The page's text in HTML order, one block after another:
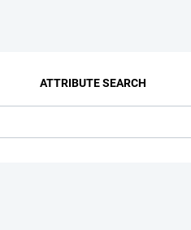
ATTRIBUTE SEARCH